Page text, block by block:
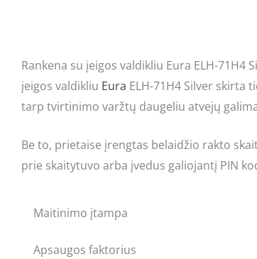
Rankena su įeigos valdikliu Eura ELH-
įeigos valdikliu Eura ELH-71H4 Silver skirta
tarp tvirtinimo varžtų daugeliu atvejų
Be to, prietaise įrengtas belaidžio rakto
prie skaitytuvo arba įvedus galiojantį PIN
Maitinimo įtampa
Apsaugos faktorius